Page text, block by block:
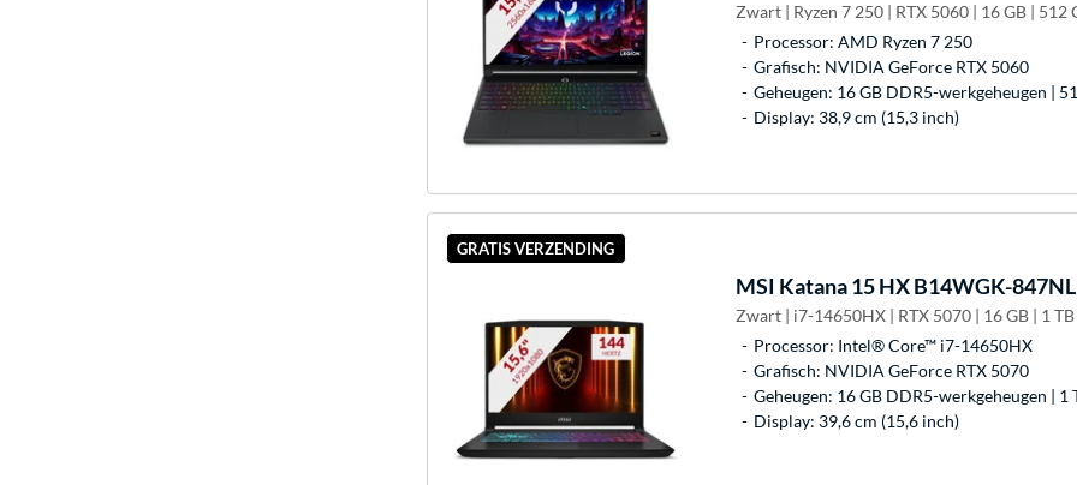
Zwart | Ryzen 7 250 | RTX 5060 | 16 GB | 512
Processor: AMD Ryzen 7 250
Grafisch: NVIDIA GeForce RTX 5060
Geheugen: 16 GB DDR5-werkgeheugen |
Display: 38,9 cm (15,3 inch)
GRATIS VERZENDING
MSI Katana 15 HX B14WGK-
Zwart | i7-14650HX | RTX 5070 | 16 GB | 1 TB
Processor: Intel® Core™ i7-14650HX
Grafisch: NVIDIA GeForce RTX 5070
Geheugen: 16 GB DDR5-werkgeheugen | 1
Display: 39,6 cm (15,6 inch)